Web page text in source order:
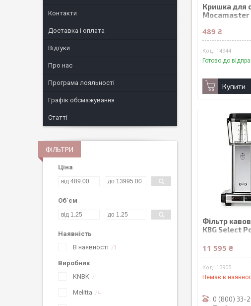
Кришка для
Mocamaster
489 ₴
14944
Готово до
Купити
Фільтр
KBG Select
11 595 ₴
13905
Немає в
0 (800) 33-
Контакти
Доставка і оплата
Відгуки
Про нас
Програма лояльності
Графік обсмажування
Статті
ФІЛЬТРИ
Ціна
Об`єм
Наявність
В наявності
1
Виробник
KNBK
1
Melitta 4